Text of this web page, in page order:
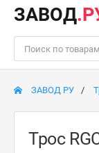
ЗАВОД
ЗАВОД РУ
Трос